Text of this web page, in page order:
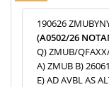
190626
(A0502/26
Q) ZMUB/
A) ZMUB B)
E) AD AVBL AS